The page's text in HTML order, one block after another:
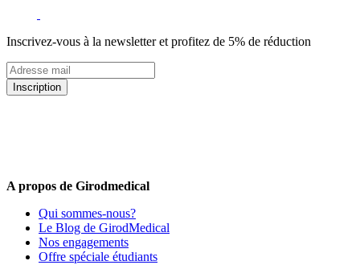
Inscrivez-vous à la newsletter et profitez de 5% de réduction
Inscription
A propos de Girodmedical
Qui sommes-nous?
Le Blog de GirodMedical
Nos engagements
Offre spéciale étudiants